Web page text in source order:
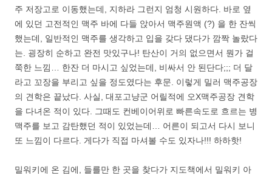
주 저장고로 이동했는데, 지하라 그런지 엄청 시원하다. 바로 옆
에 있던 고전적인 맥주 바에 다들 앉아서 맥주원액 (?) 을 한 잔씩
했는데, 일반적인 맥주를 생각하고 입을 갖다 댔다가 깜짝 놀랐다
는. 굉장히 순하고 완전 맛있구나! 탄산이 거의 없으면서 뭔가 걸
쭉한 느낌… 한잔 더 마시고 싶었는데, 비싸서 안 된단다;;; 더 달
라고 꼬장을 부리고 싶을 정도였다는 후문. 이렇게 밀러 맥주공장
의 견학은 끝났다. 사실, 대포고냥군 어릴적에 오X맥주공장 견학
을 다녀온 적이 있다. 그때도 컨베이어위로 빠른속도로 흐르는 병
맥주를 보고 감탄했던 적이 있었는데… 어른이 되고서 다시 보니
또 느낌이 다르다. 게다가 직접 마셔볼 수도 있자나!!! 하하핫!
밀워키에 온 김에, 들를만 한 곳을 찾다가 지도책에서 밀워키 아